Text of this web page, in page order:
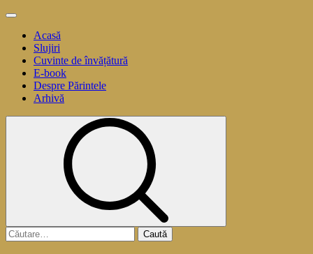
Sari
conținut
Meniu
principalAcasă
Slujiri
Cuvinte de învățătură
E-book
Despre Părintele
Arhivă
Caută
după: